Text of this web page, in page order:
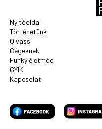
Nyitóoldal
Történetünk
Olvass!
Cégeknek
Funky életmód
GYIK
Kapcsolat